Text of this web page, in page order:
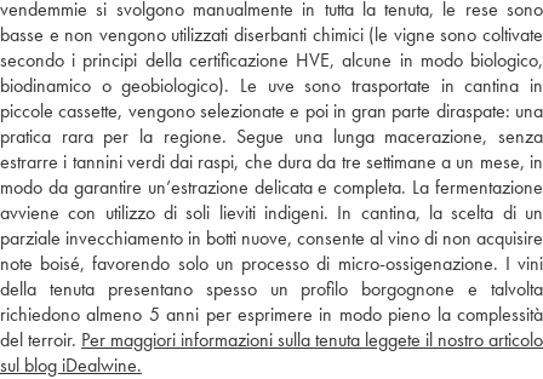
vendemmie si svolgono manualmente in tutta la tenuta, le rese sono
basse e non vengono utilizzati diserbanti chimici (le vigne sono coltivate
secondo i principi della certificazione HVE, alcune in modo biologico,
biodinamico o geobiologico). Le uve sono trasportate in cantina in
piccole cassette, vengono selezionate e poi in gran parte diraspate: una
pratica rara per la regione. Segue una lunga macerazione, senza
estrarre i tannini verdi dai raspi, che dura da tre settimane a un mese, in
modo da garantire un’estrazione delicata e completa. La fermentazione
avviene con utilizzo di soli lieviti indigeni. In cantina, la scelta di un
parziale invecchiamento in botti nuove, consente al vino di non acquisire
note boisé, favorendo solo un processo di micro-ossigenazione. I vini
della tenuta presentano spesso un profilo borgognone e talvolta
richiedono almeno 5 anni per esprimere in modo pieno la complessità
del terroir. Per maggiori informazioni sulla tenuta leggete il nostro articolo
sul blog iDealwine.